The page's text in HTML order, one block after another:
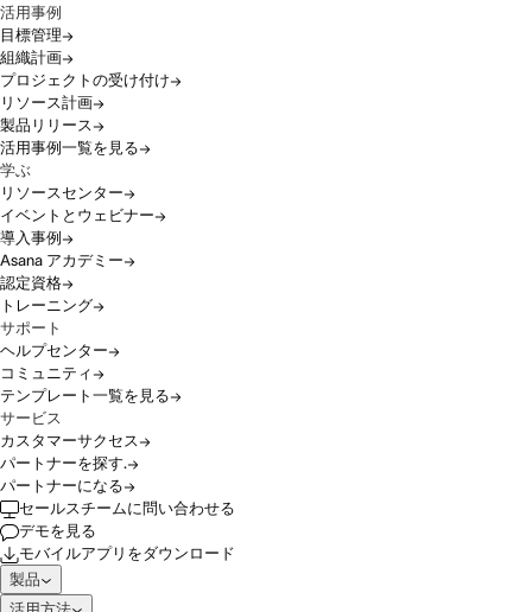
活用事例
目標管理
組織計画
プロジェクトの受け付け
リソース計画
製品リリース
活用事例一覧を見る
学ぶ
リソースセンター
イベントとウェビナー
導入事例
Asana アカデミー
認定資格
トレーニング
サポート
ヘルプセンター
コミュニティ
テンプレート一覧を見る
サービス
カスタマーサクセス
パートナーを探す.
パートナーになる
セールスチームに問い合わせる
デモを見る
モバイルアプリをダウンロード
製品